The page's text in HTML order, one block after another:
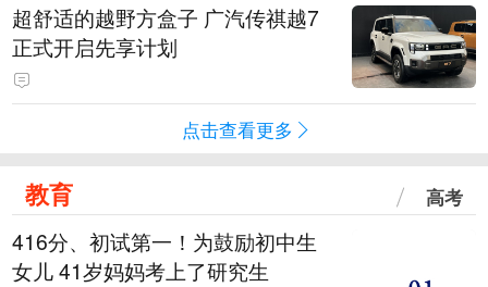
超舒适的越野方盒子 广汽传祺越7
正式开启先享计划
点击查看更多
教育 高考
416分、初试第一！为鼓励初中生
女儿 41岁妈妈考上了研究生